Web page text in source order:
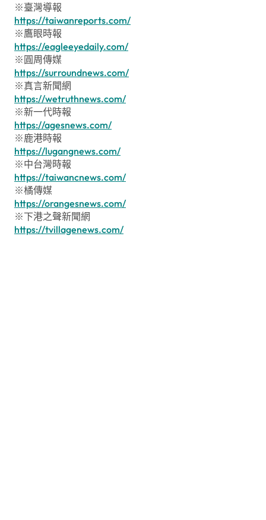
※臺灣導報
https://taiwanreports.com/
※鷹眼時報
https://eagleeyedaily.com/
※圓周傳媒
https://surroundnews.com/
※真言新聞網
https://wetruthnews.com/
※新一代時報
https://agesnews.com/
※鹿港時報
https://lugangnews.com/
※中台灣時報
https://taiwancnews.com/
※橘傳媒
https://orangesnews.com/
※下港之聲新聞網
https://tvillagenews.com/